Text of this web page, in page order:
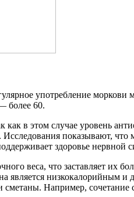
употребление
более 60.
в этом случае уровень
показывают, что
здоровье нервной
веса, что заставляет их
является низкокалорийным
Например, сочетание